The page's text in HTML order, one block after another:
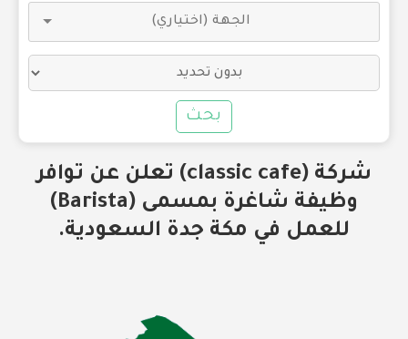
بحث
شركة (classic cafe) تعلن عن توافر
وظيفة شاغرة بمسمى (Barista)
للعمل في مكة جدة السعودية.